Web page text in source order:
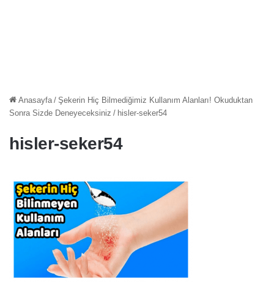
Anasayfa / Şekerin Hiç Bilmediğimiz Kullanım Alanları! Okuduktan
Sonra Sizde Deneyeceksiniz / hisler-seker54
hisler-seker54